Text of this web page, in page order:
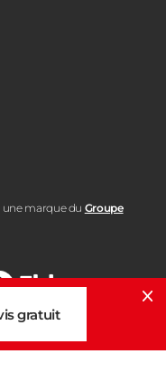
une marque du Groupe
/5
gratuit